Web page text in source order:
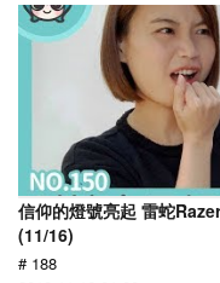
信仰的燈號亮起 雷蛇
(11/16)
# 188